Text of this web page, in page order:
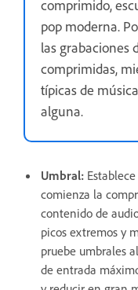
comprimido,
pop moderna.
las grabaciones
comprimidas,
típicas de
alguna.
Umbral:
comienza la
contenido de
picos extremos y
pruebe umbrales
de entrada